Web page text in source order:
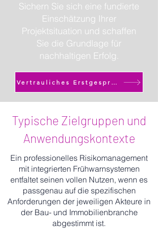
Sichern Sie sich eine fundierte
Einschätzung Ihrer
Projektsituation und schaffen
Sie die Grundlage für
nachhaltigen Erfolg.
Vertrauliches Erstgespräch starten
Typische Zielgruppen und
Anwendungskontexte
Ein professionelles Risikomanagement
mit integrierten Frühwarnsystemen
entfaltet seinen vollen Nutzen, wenn es
passgenau auf die spezifischen
Anforderungen der jeweiligen Akteure in
der Bau- und Immobilienbranche
abgestimmt ist.​